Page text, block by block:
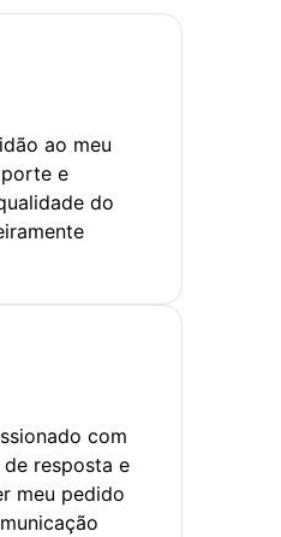
ao meu
e
do
com
resposta e
meu pedido